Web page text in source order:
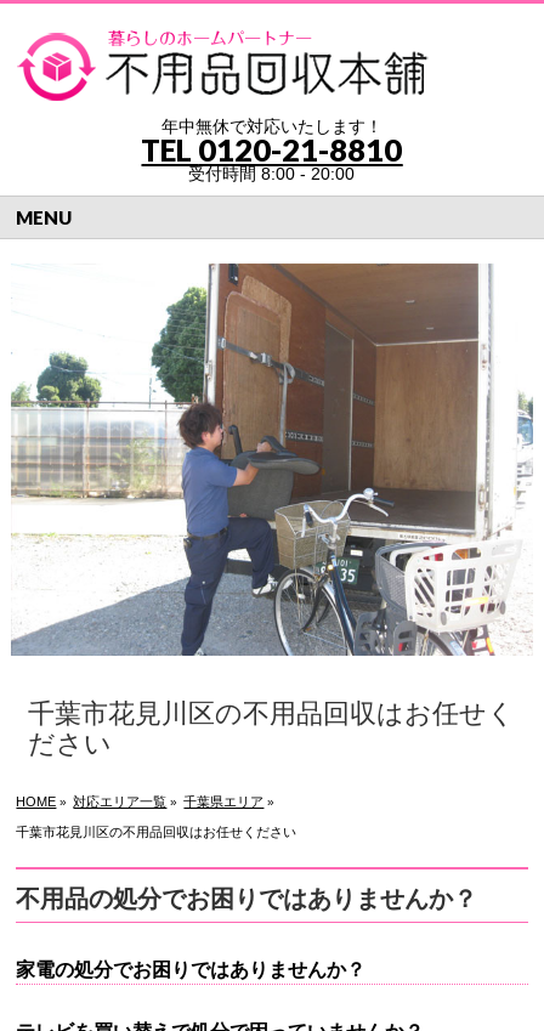
年中無休で対応いたします！
TEL 0120-21-8810
受付時間 8:00 - 20:00
MENU
千葉市花見川区の不用品回収はお任せく
ださい
HOME » 対応エリア一覧 » 千葉県エリア »
千葉市花見川区の不用品回収はお任せください
不用品の処分でお困りではありませんか？
家電の処分でお困りではありませんか？